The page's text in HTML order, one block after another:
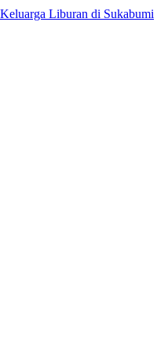
Liburan di Sukabumi